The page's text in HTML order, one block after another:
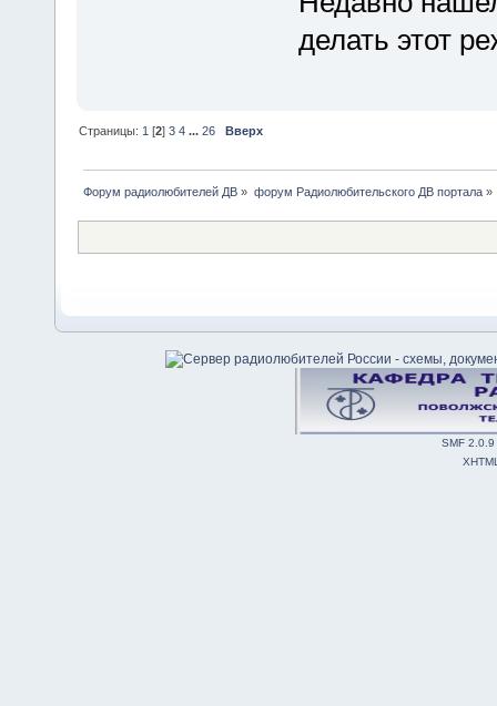
делать этот
Страницы: 1 [2]3 4 ...26 Вверх
Форум радиолюбителей ДВ » форум Радиолюбительского ДВ портала»
SMF 2.0.9